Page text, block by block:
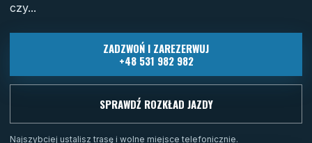
czy...
ZADZWOŃ I ZAREZERWUJ
+48 531 982 982
SPRAWDŹ ROZKŁAD JAZDY
Najszybciej ustalisz trasę i wolne miejsce telefonicznie.